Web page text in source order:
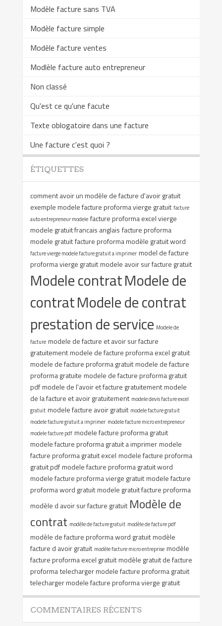
Modèle facture sans TVA
Modèle facture simple
Modèle facture ventes
Modlèle facture auto entrepreneur
Non classé
Qu'est ce qu'une facute
Texte oblogatoire dans une facture
Une facture c'est quoi ?
ÉTIQUETTES
comment avoir un modèle de facture d'avoir gratuit
exemple modele facture proforma vierge gratuit facture
auto entrepreneur modele facture proforma excel vierge
modele gratuit francais anglais facture proforma
modele gratuit facture proforma modèle gratuit word
facture vierge modele facture gratuit a imprimer model de facture
proforma vierge gratuit modele avoir sur facture gratuit
Modele contratModele de
contratModele de contrat
prestation de service Modele de
facture modele de facture et avoir sur facture
gratuitement modele de facture proforma excel gratuit
modele de facture proforma gratuit modele de facture
proforma gratuite modele de facture proforma gratuit
pdf modele de l'avoir et facture gratuitement modele
de la facture et avoir gratuitement modele devis facture excel
gratuit modele facture avoir gratuit modele facture gratuit
modele facture gratuit a imprimer modele facture micro entrepreneur
modele facture pdf modele facture proforma gratuit
modele facture proforma gratuit a imprimer modele
facture proforma gratuit excel modele facture proforma
gratuit pdf modele facture proforma gratuit word
modele facture proforma vierge gratuit modele facture
proforma word gratuit modele gratuit facture proforma
modèle d avoir sur facture gratuit Modèle de
contrat modèle de facture gratuit modèle de facture pdf
modèle de facture proforma word gratuit modèle
facture d avoir gratuit modèle facture micro entreprise modèle
facture proforma excel gratuit modèle gratuit de facture
proforma telecharger modele facture proforma gratuit
telecharger modele facture proforma vierge gratuit
COMMENTAIRES RÉCENTS